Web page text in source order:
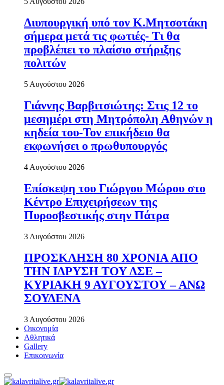
Διυπουργική υπό τον Κ.Μητσοτάκη
σήμερα μετά τις φωτιές- Τι θα
προβλέπει το πλαίσιο στήριξης
πολιτών
5 Αυγούστου 2026
Γιάννης Βαρβιτσιώτης: Στις 12 το
μεσημέρι στη Μητρόπολη Αθηνών η
κηδεία του-Τον επικήδειο θα
εκφωνήσει ο πρωθυπουργός
4 Αυγούστου 2026
Επίσκεψη του Γιώργου Μώρου στο
Κέντρο Επιχειρήσεων της
Πυροσβεστικής στην Πάτρα
3 Αυγούστου 2026
ΠΡΟΣΚΛΗΣΗ 80 ΧΡΟΝΙΑ ΑΠΟ
ΤΗΝ ΙΔΡΥΣΗ ΤΟΥ ΔΣΕ –
ΚΥΡΙΑΚΗ 9 ΑΥΓΟΥΣΤΟΥ – ΑΝΩ
ΣΟΥΔΕΝΑ
3 Αυγούστου 2026
Οικονομία
Αθλητικά
Gallery
Επικοινωνία